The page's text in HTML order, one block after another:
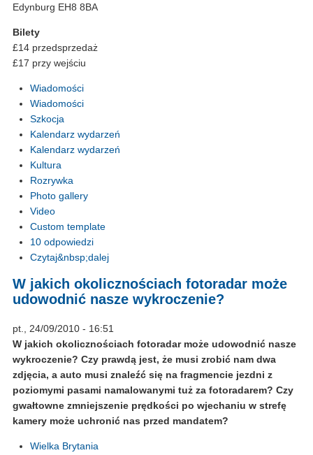
Edynburg EH8 8BA
Bilety
£14 przedsprzedaż
£17 przy wejściu
Wiadomości
Wiadomości
Szkocja
Kalendarz wydarzeń
Kalendarz wydarzeń
Kultura
Rozrywka
Photo gallery
Video
Custom template
10 odpowiedzi
Czytaj&nbsp;dalej
W jakich okolicznościach fotoradar może
udowodnić nasze wykroczenie?
pt., 24/09/2010 - 16:51
W jakich okolicznościach fotoradar może udowodnić nasze
wykroczenie? Czy prawdą jest, że musi zrobić nam dwa
zdjęcia, a auto musi znaleźć się na fragmencie jezdni z
poziomymi pasami namalowanymi tuż za fotoradarem? Czy
gwałtowne zmniejszenie prędkości po wjechaniu w strefę
kamery może uchronić nas przed mandatem?
Wielka Brytania